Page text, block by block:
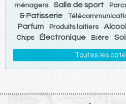
ménagers
Salle de sport
& Patisserie
Parfum Produits laitiers Alcool
Chips Électronique Bière
Toutes les